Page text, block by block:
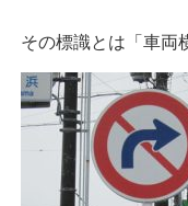
その標識とは「車両